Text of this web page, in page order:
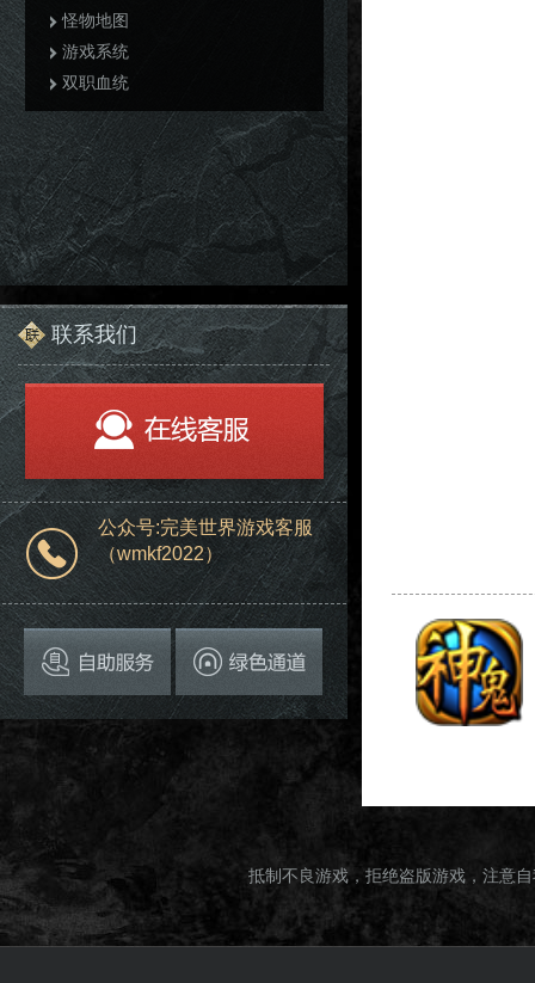
怪物地图
游戏系统
双职血统
联系我们
公众号:完美世界游戏客服
（wmkf2022）
抵制不良游戏，拒绝盗版游戏，注意